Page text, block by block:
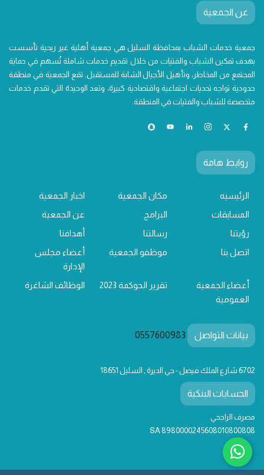
عن الجمعية
جمعية خدمات الشباب بمحافظة السليل هي جمعية أهلية غير ربحية تأسست
بهدف تمكين الشباب والفتيات من خلال تقديم خدمات شاملة تُسهم في حماية
المجتمع من المخاطر، وتأهيل الأجيال الشابة للمستقبل. تقع الجمعية في منطقة
حدودية تواجه تحديات اجتماعية واقتصادية كبيرة، وتعد الوحيدة التي تقدم خدمات
متخصصة للشباب والفتيات في المنطقة.
روابط هامة
الرئيسيه مكان الجمعية
اخبار الجمعية
المسابقات
البرامج
عن الجمعية
رؤيتنا
رسالتنا
أهدافنا
اتصل بنا
موظفو الجمعية
أعضاء مجلس
الإدارة
أعضاء الجمعية
العمومية
تقرير الحوكمة 2023 الوظائف الشاغرة
بيانات التواصل 0557600983
6702 شارع الملك فيصل - حي الديرة , السليل 18651
الحسابات البنكية
مصرف الراجحي
SA 8980000245608010800808